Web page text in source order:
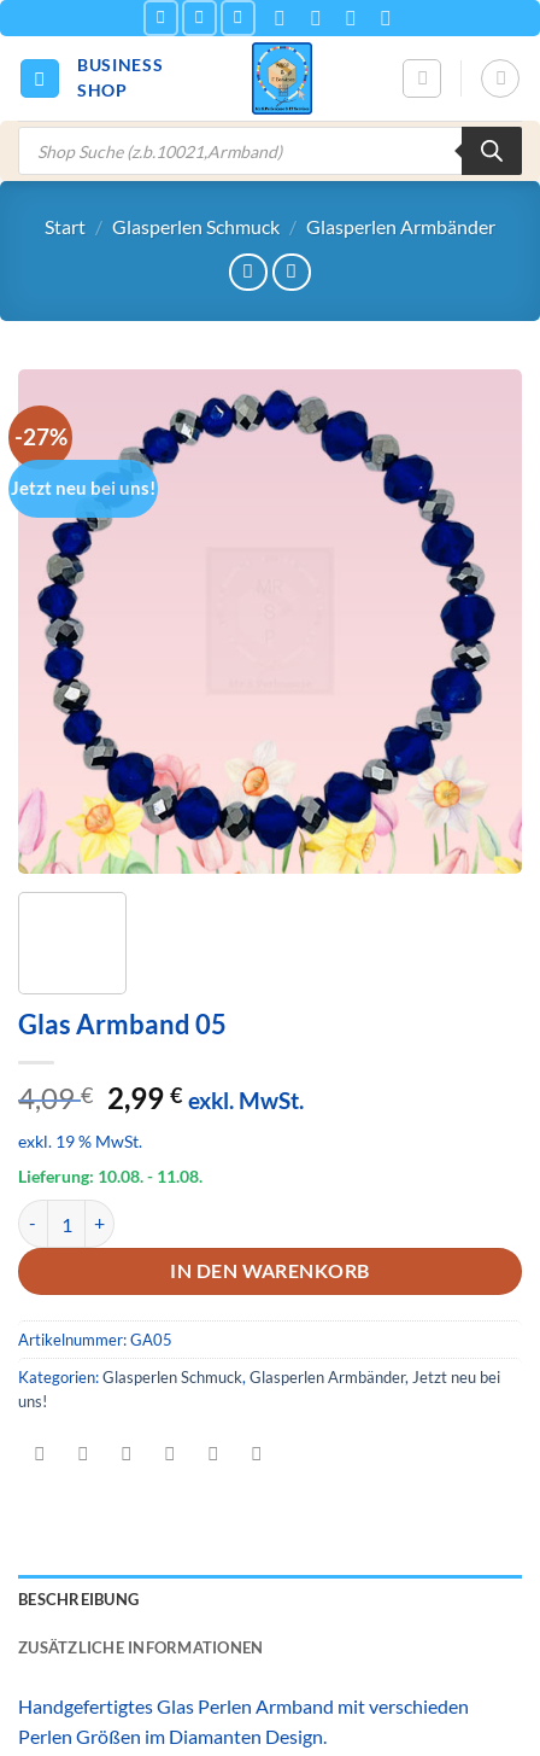
Inhalt
springen
BUSINESS
SHOP
Products
search
Start / Glasperlen Schmuck / Glasperlen Armbänder
-27%
Jetzt neu bei uns!
Glas Armband 05
4,09€ Ursprünglicher
Preis
war:
4,09 €
2,99€Aktueller
2,99 €.
exkl. MwSt.
exkl. 19 % MwSt.
Lieferung: 10.08.- 11.08.
Glas Armband 05 Menge
IN DEN WARENKORB
Artikelnummer:GA05
Kategorien:Glasperlen Schmuck, Glasperlen Armbänder, Jetzt neu bei
uns!
BESCHREIBUNG
ZUSÄTZLICHE INFORMATIONEN
Handgefertigtes Glas Perlen Armband mit verschieden
Perlen Größen im Diamanten Design.